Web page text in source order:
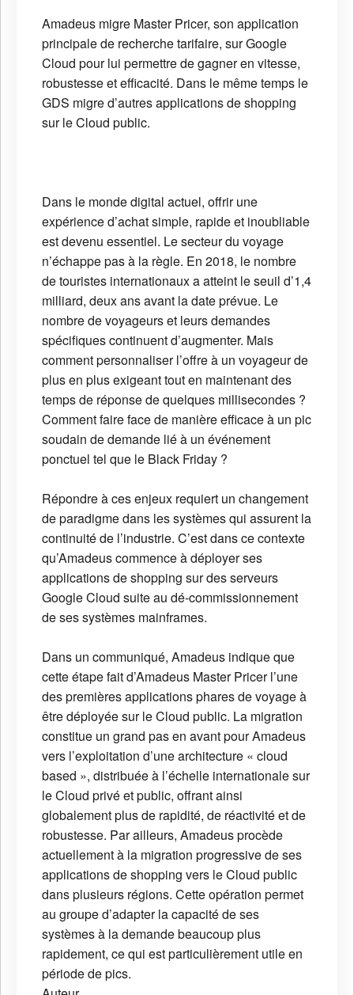
Amadeus migre Master Pricer, son application
principale de recherche tarifaire, sur Google
Cloud pour lui permettre de gagner en vitesse,
robustesse et efficacité. Dans le même temps le
GDS migre d’autres applications de shopping
sur le Cloud public.
Dans le monde digital actuel, offrir une
expérience d’achat simple, rapide et inoubliable
est devenu essentiel. Le secteur du voyage
n’échappe pas à la règle. En 2018, le nombre
de touristes internationaux a atteint le seuil d’1,4
milliard, deux ans avant la date prévue. Le
nombre de voyageurs et leurs demandes
spécifiques continuent d’augmenter. Mais
comment personnaliser l’offre à un voyageur de
plus en plus exigeant tout en maintenant des
temps de réponse de quelques millisecondes ?
Comment faire face de manière efficace à un pic
soudain de demande lié à un événement
ponctuel tel que le Black Friday ?
Répondre à ces enjeux requiert un changement
de paradigme dans les systèmes qui assurent la
continuité de l’industrie. C’est dans ce contexte
qu’Amadeus commence à déployer ses
applications de shopping sur des serveurs
Google Cloud suite au dé-commissionnement
de ses systèmes mainframes.
Dans un communiqué, Amadeus indique que
cette étape fait d’Amadeus Master Pricer l’une
des premières applications phares de voyage à
être déployée sur le Cloud public. La migration
constitue un grand pas en avant pour Amadeus
vers l’exploitation d’une architecture « cloud
based », distribuée à l’échelle internationale sur
le Cloud privé et public, offrant ainsi
globalement plus de rapidité, de réactivité et de
robustesse. Par ailleurs, Amadeus procède
actuellement à la migration progressive de ses
applications de shopping vers le Cloud public
dans plusieurs régions. Cette opération permet
au groupe d’adapter la capacité de ses
systèmes à la demande beaucoup plus
rapidement, ce qui est particulièrement utile en
période de pics.